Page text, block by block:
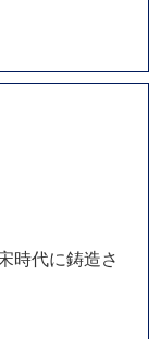
時代に鋳造さ